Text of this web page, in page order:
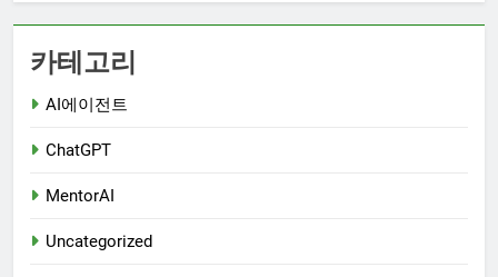
카테고리
AI에이전트
ChatGPT
MentorAI
Uncategorized